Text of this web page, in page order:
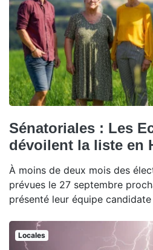
Sénatoriales : Les
dévoilent la liste en
À moins de deux mois des
prévues le 27 septembre
présenté leur équipe
Locales